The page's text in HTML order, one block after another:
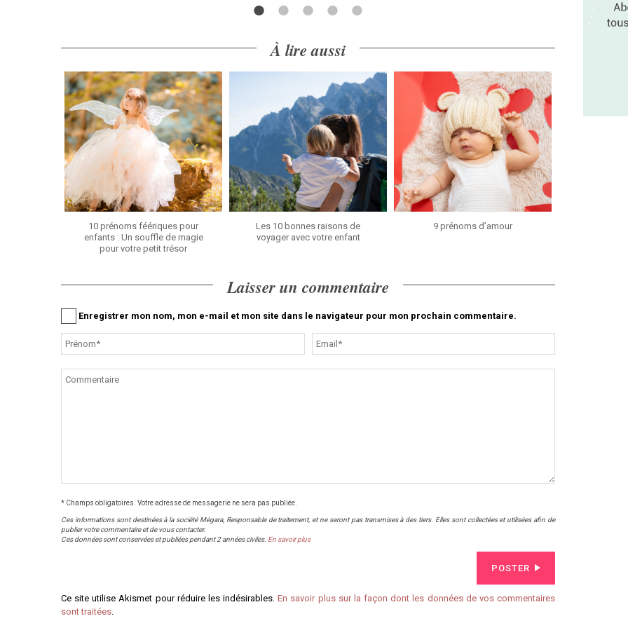
À lire aussi
10 prénoms féériques pour
enfants : Un souffle de magie
pour votre petit trésor
Les 10 bonnes raisons de
voyager avec votre enfant
9 prénoms d’amour
Laisser un commentaire
Enregistrer mon nom, mon e-mail et mon site dans le navigateur pour mon prochain commentaire.
POSTER
* Champs obligatoires. Votre adresse de messagerie ne sera pas publiée.
Ces informations sont destinées à la société Mégara, Responsable de traitement, et ne seront pas transmises à des tiers. Elles sont collectées et utilisées afin de
publier votre commentaire et de vous contacter.
Ces données sont conservées et publiées pendant 2 années civiles. En savoir plus
Ce site utilise Akismet pour réduire les indésirables.En savoir plus sur la façon dont les données de vos commentaires
sont traitées